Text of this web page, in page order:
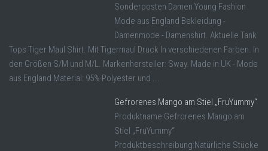
Sonderposten Damen Young Fashion
Mode aus England Bekleidung -
Damenmode - Damenshirt. Aktuelle Tank
Tops Tiger Maul Shirt. Mit Tigermaul Druck In verschiedenen Farben. In
den Größen S/M und M/L. Markenhersteller: Sway. Made in UK - Mode
aus England Material: 95% Polyester und ...
Gefrorenes Mango am Stiel „FruYummy“
Produktname:Gefrorenes Mango am
Stiel „FruYummy“
Produktbeschreibung:Natürliche Stücke